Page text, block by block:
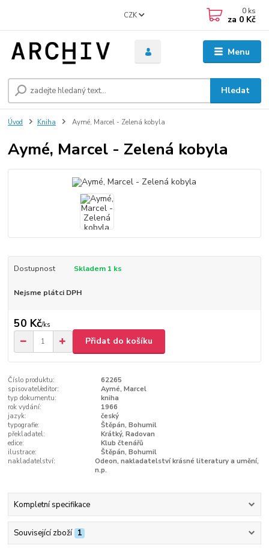
Menu
CZK
Hledat
0 ks
za 0 Kč
Úvod Kniha Aymé, Marcel - Zelená kobyla
Aymé, Marcel - Zelená kobyla
Dostupnost Skladem 1 ks
Nejsme plátci DPH
50 Kč/ks
Přidat do košíku
Číslo produktu:
62265
spisovatel/editor:
Aymé, Marcel
typ dokumentu:
kniha
rok vydání:
1966
jazyk:
český
typografie:
Štěpán, Bohumil
překladatel:
Krátký, Radovan
edice:
Klub čtenářů
ilustrace:
Štěpán, Bohumil
nakladatelství:
Odeon, nakladatelství krásné literatury a umění,
n.p.
Kompletní specifikace
Související zboží 1